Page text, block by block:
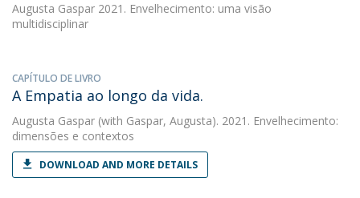
Augusta Gaspar 2021. Envelhecimento: uma visão
multidisciplinar
CAPÍTULO DE LIVRO
A Empatia ao longo da vida.
Augusta Gaspar (with Gaspar, Augusta). 2021. Envelhecimento:
dimensões e contextos
DOWNLOAD AND MORE DETAILS